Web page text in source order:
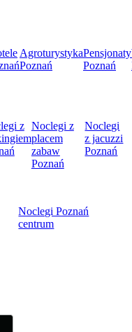
Agroturystyka
Poznań
Pensjonaty
Poznań
z Noclegi z
placem
zabaw
Poznań
Noclegi
z jacuzzi
Poznań
Noclegi Poznań
centrum